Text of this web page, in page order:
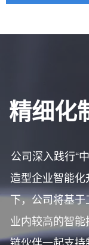
精细化
公司深入践行“
造型企业智能
下，公司将基
业内较高的智
链伙伴一起支